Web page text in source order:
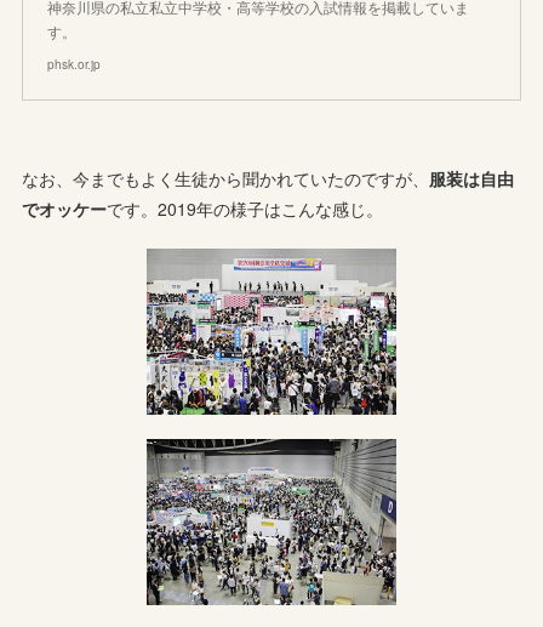
神奈川県の私立私立中学校・高等学校の入試情報を掲載していま
す。
phsk.or.jp
なお、今までもよく生徒から聞かれていたのですが、 服装は自由
でオッケーです。2019年の様子はこんな感じ。